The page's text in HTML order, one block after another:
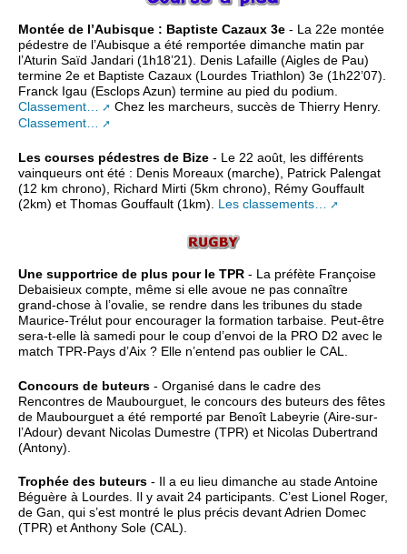
Montée de l’Aubisque : Baptiste Cazaux 3e - La 22e montée
pédestre de l’Aubisque a été remportée dimanche matin par
l’Aturin Saïd Jandari (1h18’21). Denis Lafaille (Aigles de Pau)
termine 2e et Baptiste Cazaux (Lourdes Triathlon) 3e (1h22’07).
Franck Igau (Esclops Azun) termine au pied du podium.
Classement…
Chez les marcheurs, succès de Thierry Henry.
Classement…
Les courses pédestres de Bize - Le 22 août, les différents
vainqueurs ont été : Denis Moreaux (marche), Patrick Palengat
(12 km chrono), Richard Mirti (5km chrono), Rémy Gouffault
(2km) et Thomas Gouffault (1km). Les classements…
Une supportrice de plus pour le TPR - La préfète Françoise
Debaisieux compte, même si elle avoue ne pas connaître
grand-chose à l’ovalie, se rendre dans les tribunes du stade
Maurice-Trélut pour encourager la formation tarbaise. Peut-être
sera-t-elle là samedi pour le coup d’envoi de la PRO D2 avec le
match TPR-Pays d’Aix ? Elle n’entend pas oublier le CAL.
Concours de buteurs - Organisé dans le cadre des
Rencontres de Maubourguet, le concours des buteurs des fêtes
de Maubourguet a été remporté par Benoît Labeyrie (Aire-sur-
l’Adour) devant Nicolas Dumestre (TPR) et Nicolas Dubertrand
(Antony).
Trophée des buteurs - Il a eu lieu dimanche au stade Antoine
Béguère à Lourdes. Il y avait 24 participants. C’est Lionel Roger,
de Gan, qui s’est montré le plus précis devant Adrien Domec
(TPR) et Anthony Sole (CAL).